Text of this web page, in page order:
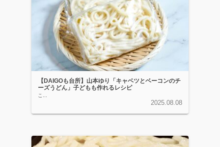
【DAIGOも台所】山本ゆり「キャベツとベーコンのチ
ーズうどん」子どもも作れるレシピ
こ...
2025.08.08